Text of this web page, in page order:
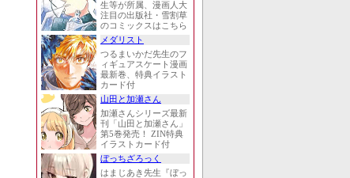
生等が所属、漫画人大
注目の出版社・雪割草
のコミックスはこちら
メダリスト
つるまいかだ先生のフ
ィギュアスケート漫画
最新巻、特典イラスト
カード付
山田と加瀬さん
加瀬さんシリーズ最新
刊「山田と加瀬さん」
第5巻発売！ ZIN特典
イラストカード付
ぼっちざろっく
はまじあき先生『ぼっ